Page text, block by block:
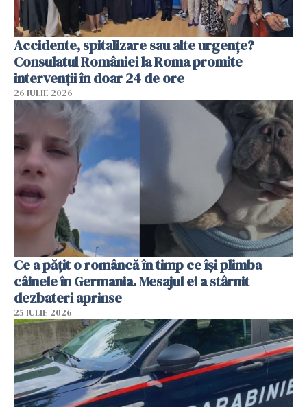
Accidente, spitalizare sau alte urgențe?
Consulatul României la Roma promite
intervenții în doar 24 de ore
26 IULIE 2026
Ce a pățit o româncă în timp ce își plimba
câinele în Germania. Mesajul ei a stârnit
dezbateri aprinse
25 IULIE 2026